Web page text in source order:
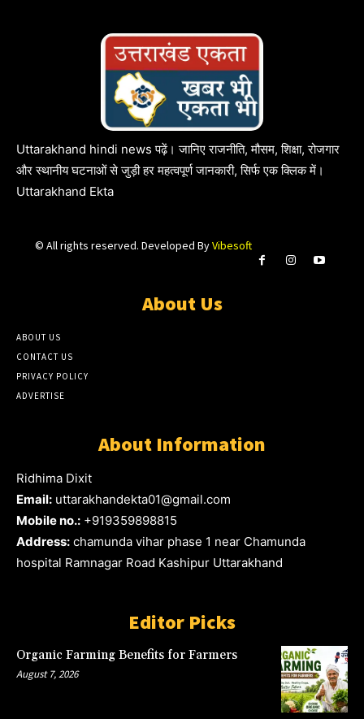
Uttarakhand hindi news पढ़ें। जानिए राजनीति, मौसम, शिक्षा, रोजगार
और स्थानीय घटनाओं से जुड़ी हर महत्वपूर्ण जानकारी, सिर्फ एक क्लिक में।
Uttarakhand Ekta
© All rights reserved. Developed ByVibesoft
About Us
ABOUT US
CONTACT US
PRIVACY POLICY
ADVERTISE
About Information
Ridhima Dixit
Email: uttarakhandekta01@gmail.com
Mobile no.: +919359898815
Address: chamunda vihar phase 1 near Chamunda
hospital Ramnagar Road Kashipur Uttarakhand
Editor Picks
Organic Farming Benefits for Farmers
August 7, 2026